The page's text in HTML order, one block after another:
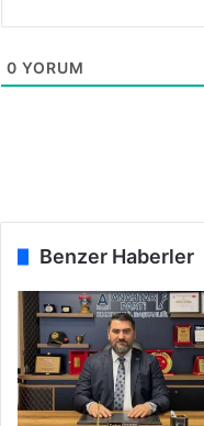
d
!
0 YORUM
Benzer Haberler